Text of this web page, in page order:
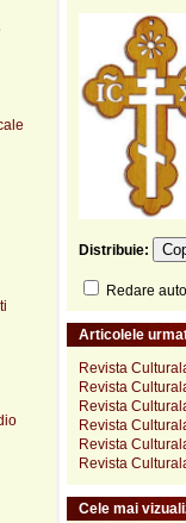
Distribuie:
Redare
Articolele
Revista
Revista
Revista
Revista
Revista
Revista
Cele mai